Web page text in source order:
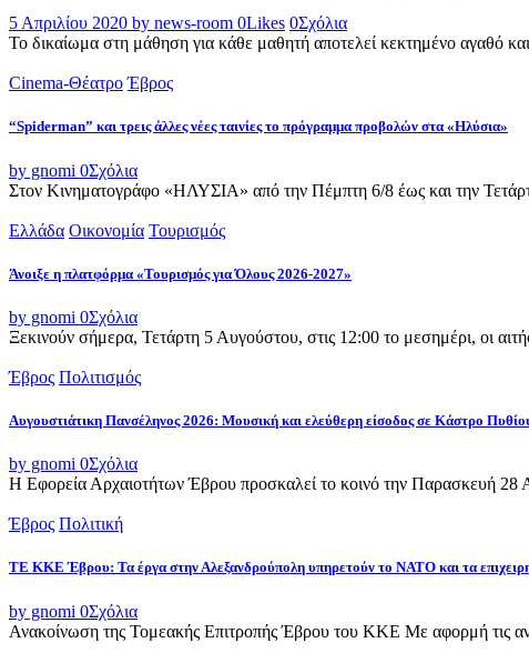
5 Απριλίου 2020 by news-room 0Likes 0Σχόλια
Το δικαίωμα στη μάθηση για κάθε μαθητή αποτελεί κεκτημένο αγαθό
Cinema-Θέατρο Έβρος
“Spiderman” και τρεις άλλες νέες ταινίες το πρόγραμμα προβολών στα «Ηλύσια»
by gnomi 0Σχόλια
Στον Κινηματογράφο «ΗΛΥΣΙΑ» από την Πέμπτη 6/8 έως και την
Ελλάδα Οικονομία Τουρισμός
Άνοιξε η πλατφόρμα «Τουρισμός για Όλους 2026-2027»
by gnomi 0Σχόλια
Ξεκινούν σήμερα, Τετάρτη 5 Αυγούστου, στις 12:00 το μεσημέρι, οι
Έβρος Πολιτισμός
Αυγουστιάτικη Πανσέληνος 2026: Μουσική και ελεύθερη είσοδος σε Κάστρο
by gnomi 0Σχόλια
Η Εφορεία Αρχαιοτήτων Έβρου προσκαλεί το κοινό την Παρασκευή 28
Έβρος Πολιτική
ΤΕ ΚΚΕ Έβρου: Τα έργα στην Αλεξανδρούπολη υπηρετούν το ΝΑΤΟ και τα
by gnomi 0Σχόλια
Ανακοίνωση της Τομεακής Επιτροπής Έβρου του ΚΚΕ Με αφορμή τις